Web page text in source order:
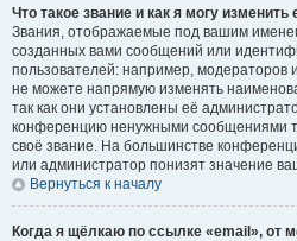
Что такое звание и как я могу изменить
Звания, отображаемые под вашим
созданных вами сообщений или
пользователей: например, модераторов
не можете напрямую изменять
так как они установлены её
конференцию ненужными сообщениями
своё звание. На большинстве
или администратор понизят значение
Вернуться к началу
Когда я щёлкаю по ссылке «email», от